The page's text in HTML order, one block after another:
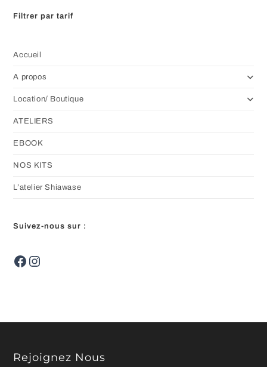
Filtrer par tarif
Accueil
A propos
Location/ Boutique
ATELIERS
EBOOK
NOS KITS
L’atelier Shiawase
Suivez-nous sur :
FacebookInstagram
Rejoignez Nous